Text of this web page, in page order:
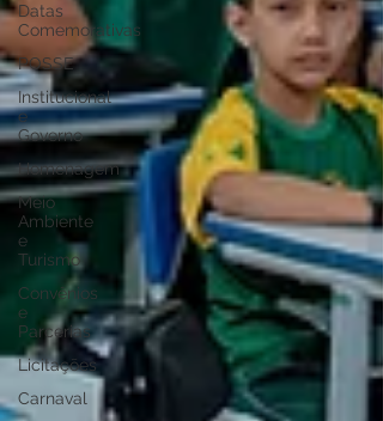
Datas
Comemorativas
POSSE
Institucional
e
Governo
Homenagem
Meio
Ambiente
e
Turismo
Convênios
e
Parcerias
Licitações
Carnaval